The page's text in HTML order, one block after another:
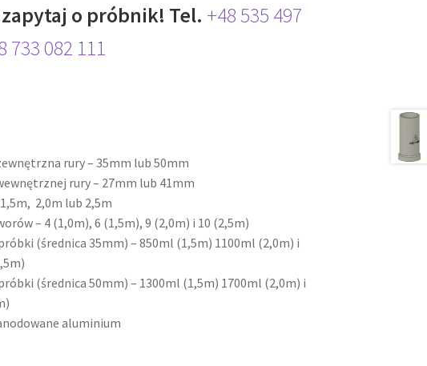
o próbnik! Tel. +48 535 497
733 082 111
rury – 35mm lub 50mm
rury – 27mm lub 41mm
1,5m, 2,0m lub 2,5m
– 4 (1,0m), 6 (1,5m), 9 (2,0m) i 10 (2,5m)
(średnica 35mm) – 850ml (1,5m) 1100ml (2,0m) i
(średnica 50mm) – 1300ml (1,5m) 1700ml (2,0m) i
aluminium